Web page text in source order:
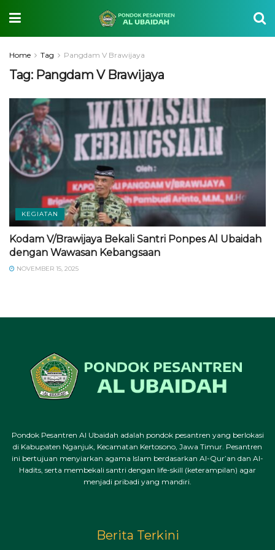
Home Tag Pangdam V Brawijaya
Tag: Pangdam V Brawijaya
KEGIATAN
Kodam V/Brawijaya Bekali Santri Ponpes Al Ubaidah
dengan Wawasan Kebangsaan
NOVEMBER 15, 2025
Pondok Pesantren Al Ubaidah adalah pondok pesantren yang berlokasi
di Kabupaten Nganjuk, Kecamatan Kertosono, Jawa Timur. Pesantren
ini bertujuan menyiarkan agama Islam berdasarkan Al-Qur’an dan Al-
Hadits, serta membekali santri dengan life-skill (keterampilan) agar
menjadi pribadi yang mandiri.
Berita Terkini